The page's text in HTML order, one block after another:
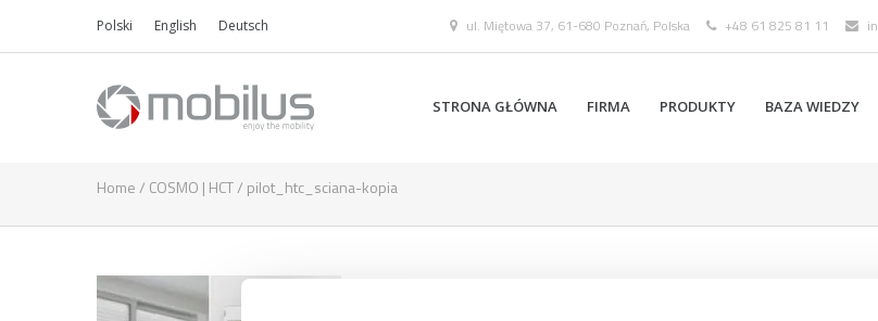
Polski English Deutsch ul. Miętowa 37, 61-680 Poznań, Polska +48 61 825 81 11
STRONA GŁÓWNA FIRMA PRODUKTY BAZA WIEDZY
Home/ COSMO | HCT/ pilot_htc_sciana-kopia